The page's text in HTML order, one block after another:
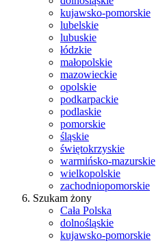
kujawsko-pomorskie
lubelskie
lubuskie
łódzkie
małopolskie
mazowieckie
opolskie
podkarpackie
podlaskie
pomorskie
śląskie
świętokrzyskie
warmińsko-mazurskie
wielkopolskie
zachodniopomorskie
Szukam żony
Cała Polska
dolnośląskie
kujawsko-pomorskie